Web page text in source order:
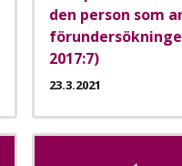
den person som
2017:7)
23.3.2021